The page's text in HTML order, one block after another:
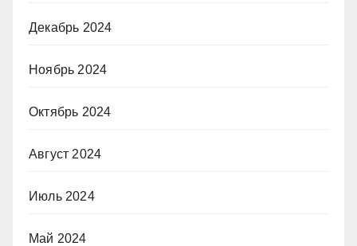
Декабрь 2024
Ноябрь 2024
Октябрь 2024
Август 2024
Июль 2024
Май 2024